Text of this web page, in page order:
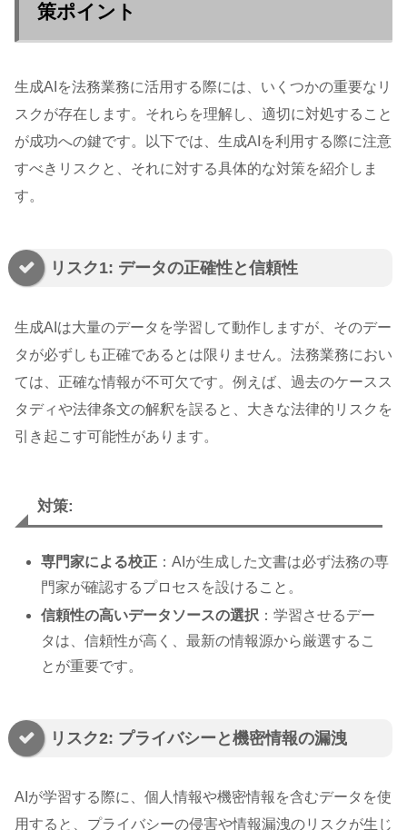
策ポイント
生成AIを法務業務に活用する際には、いくつかの重要なリ
スクが存在します。それらを理解し、適切に対処すること
が成功への鍵です。以下では、生成AIを利用する際に注意
すべきリスクと、それに対する具体的な対策を紹介しま
す。
リスク1: データの正確性と信頼性
生成AIは大量のデータを学習して動作しますが、そのデー
タが必ずしも正確であるとは限りません。法務業務におい
ては、正確な情報が不可欠です。例えば、過去のケースス
タディや法律条文の解釈を誤ると、大きな法律的リスクを
引き起こす可能性があります。
対策:
専門家による校正 ：AIが生成した文書は必ず法務の専
門家が確認するプロセスを設けること。
信頼性の高いデータソースの選択 ：学習させるデー
タは、信頼性が高く、最新の情報源から厳選するこ
とが重要です。
リスク2: プライバシーと機密情報の漏洩
AIが学習する際に、個人情報や機密情報を含むデータを使
用すると、プライバシーの侵害や情報漏洩のリスクが生じ